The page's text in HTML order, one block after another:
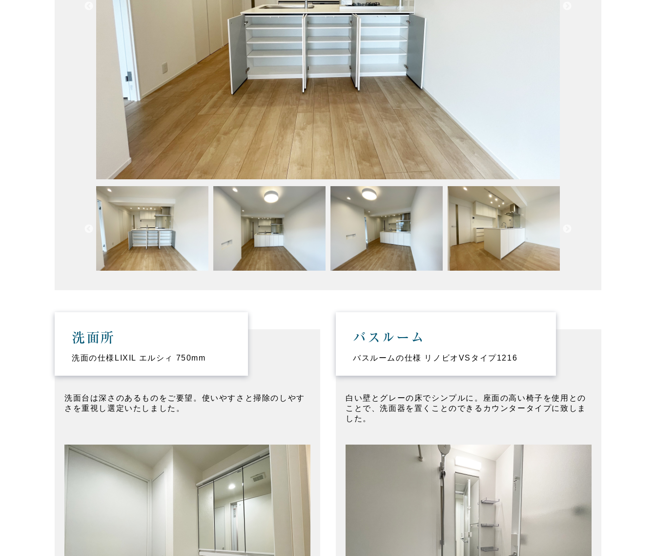
洗面所
洗面の仕様LIXIL エルシィ 750mm
洗面台は深さのあるものをご要望。使いやすさと掃除のしやす
さを重視し選定いたしました。
バスルーム
バスルームの仕様 リノビオVSタイプ1216
白い壁とグレーの床でシンプルに。座面の高い椅子を使用との
ことで、洗面器を置くことのできるカウンタータイプに致しま
した。